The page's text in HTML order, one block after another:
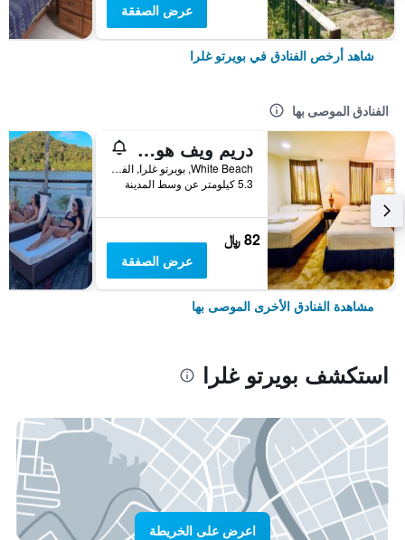
عرض الصفقة
شاهد أرخص الفنادق في بويرتو غلرا
الفنادق الموصى بها
دريم ويف هوتل بورتو جاليرا
White Beach, بويرتو غلرا, الفلبين
5.3 كيلومتر عن وسط المدينة
82 ﷼
عرض الصفقة
مشاهدة الفنادق الأخرى الموصى بها
استكشف بويرتو غلرا
اعرض على الخريطة